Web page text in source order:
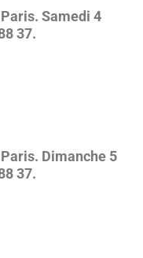
Samedi 4
37.
Dimanche 5
37.